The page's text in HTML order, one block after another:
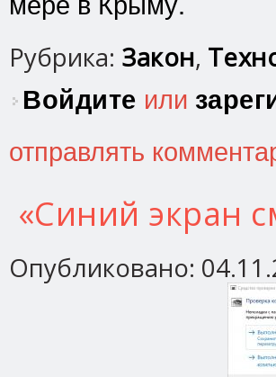
Рубрика: Закон,
Войдите или
отправлять
«Синий экран
Опубликовано: